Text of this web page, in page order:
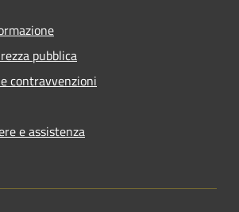
pubblica
contravvenzioni
e assistenza